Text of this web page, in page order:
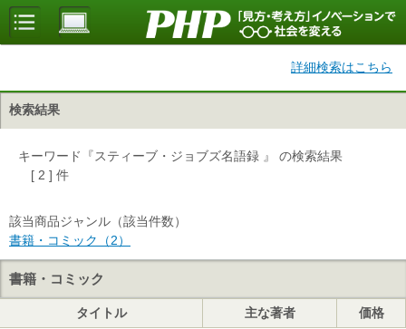
詳細検索はこちら
検索結果
キーワード『スティーブ・ジョブズ名語録 』 の検索結果
[ 2 ] 件
該当商品ジャンル（該当件数）
書籍・コミック（2）
書籍・コミック
タイトル 主な著者 価格